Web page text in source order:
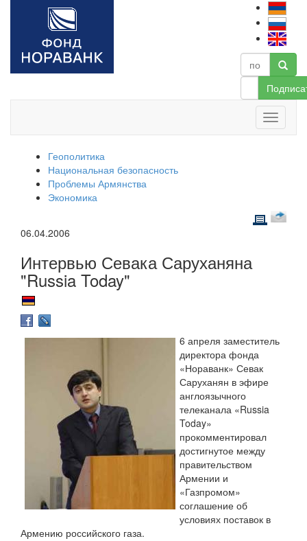
Геополитика
Национальная безопасность
Проблемы Армянства
Экономика
06.04.2006
Интервью Севака Саруханяна
"Russia Today"
6 апреля заместитель
директора фонда
«Нораванк» Севак
Саруханян в эфире
англоязычного
телеканала «Russia
Today»
прокомментировал
достигнутое между
правительством
Армении и
«Газпромом»
соглашение об
условиях поставок в
Армению российского газа.